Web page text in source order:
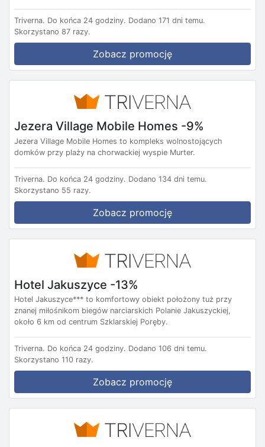
Triverna. Do końca 24 godziny. Dodano 171 dni temu.
Skorzystano 87 razy.
Zobacz promocję
Jezera Village Mobile Homes -9%
Jezera Village Mobile Homes to kompleks wolnostojących
domków przy plaży na chorwackiej wyspie Murter.
Triverna. Do końca 24 godziny. Dodano 134 dni temu.
Skorzystano 55 razy.
Zobacz promocję
Hotel Jakuszyce -13%
Hotel Jakuszyce*** to komfortowy obiekt położony tuż przy
znanej miłośnikom biegów narciarskich Polanie Jakuszyckiej,
około 6 km od centrum Szklarskiej Poręby.
Triverna. Do końca 24 godziny. Dodano 106 dni temu.
Skorzystano 110 razy.
Zobacz promocję